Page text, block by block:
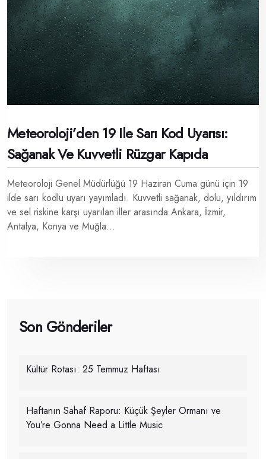
Meteoroloji’den 19 Ile Sarı Kod Uyarısı:
Sağanak Ve Kuvvetli Rüzgar Kapıda
Meteoroloji Genel Müdürlüğü 19 Haziran Cuma günü için 19
ilde sarı kodlu uyarı yayımladı. Kuvvetli sağanak, dolu, yıldırım
ve sel riskine karşı uyarılan iller arasında Ankara, İzmir,
Antalya, Konya ve Muğla...
Son Gönderiler
Kültür Rotası: 25 Temmuz Haftası
Haftanın Sahaf Raporu: Küçük Şeyler Ormanı ve
You’re Gonna Need a Little Music